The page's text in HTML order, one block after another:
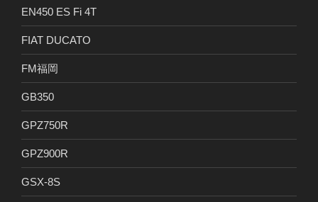
EN450 ES Fi 4T
FIAT DUCATO
FM福岡
GB350
GPZ750R
GPZ900R
GSX-8S